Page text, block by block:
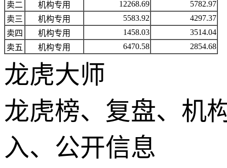
卖二
机构专用 12268.69
5782.97
卖三
机构专用 5583.92
4297.37
卖四
机构专用 1458.03
3514.04
卖五
机构专用 6470.58 2854.68
龙虎大师
龙虎榜、复盘、机
入、公开信息